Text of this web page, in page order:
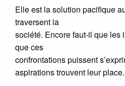
Elle est la solution pacifique
traversent la
société. Encore faut-il que les
que ces
confrontations puissent
aspirations trouvent leur place.